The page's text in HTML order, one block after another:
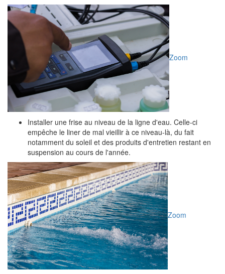
Zoom
Installer une frise au niveau de la ligne d'eau. Celle-ci
empêche le liner de mal vieillir à ce niveau-là, du fait
notamment du soleil et des produits d'entretien restant en
suspension au cours de l'année.
Zoom